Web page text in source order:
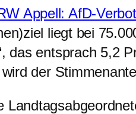
Appell: AfD-
liegt bei
das entsprach 5,2
der